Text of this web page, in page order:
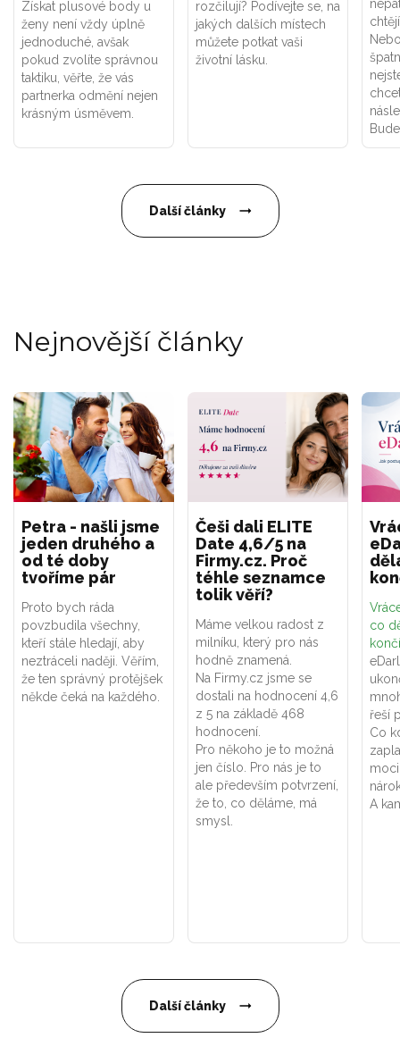
Získat plusové body u
ženy není vždy úplně
jednoduché, avšak
pokud zvolíte správnou
taktiku, věřte, že vás
partnerka odmění nejen
krásným úsměvem.
rozčilují? Podívejte se, na
jakých dalších místech
můžete potkat vaši
životní lásku.
Další články
Nejnovější články
Petra - našli jsme
jeden druhého a
od té doby
tvoříme pár
Proto bych ráda
povzbudila všechny,
kteří stále hledají, aby
neztráceli naději. Věřím,
že ten správný protějšek
někde čeká na každého.
Češi dali ELITE
Date 4,6/5 na
Firmy.cz. Proč
téhle seznamce
tolik věří?
Máme velkou radost z
milníku, který pro nás
hodně znamená.
Na Firmy.cz jsme se
dostali na hodnocení 4,6
z 5 na základě 468
hodnocení.
Pro někoho je to možná
jen číslo. Pro nás je to
ale především potvrzení,
že to, co děláme, má
smysl.
co
řeší
Co
A
Další články